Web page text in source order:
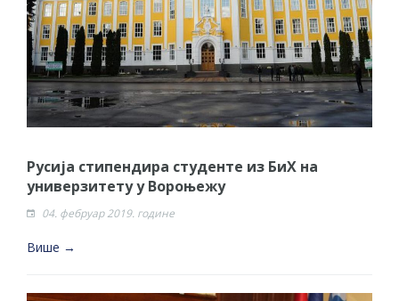
Русија стипендира студенте из БиХ на
универзитету у Вороњежу
04. фебруар 2019. године
Више →